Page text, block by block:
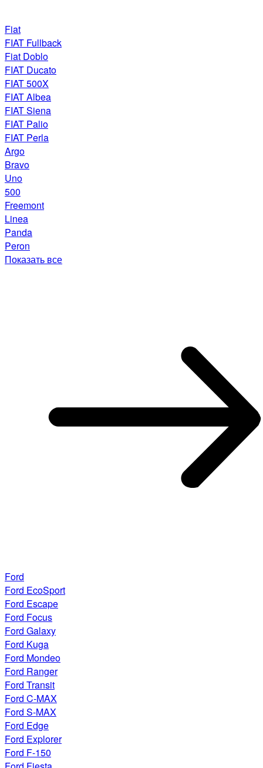
Fiat
FIAT Fullback
Fiat Doblo
FIAT Ducato
FIAT 500X
FIAT Albea
FIAT Siena
FIAT Palio
FIAT Perla
Argo
Bravo
Uno
500
Freemont
Linea
Panda
Peron
Показать все
Ford
Ford EcoSport
Ford Escape
Ford Focus
Ford Galaxy
Ford Kuga
Ford Mondeo
Ford Ranger
Ford Transit
Ford C-MAX
Ford S-MAX
Ford Edge
Ford Explorer
Ford F-150